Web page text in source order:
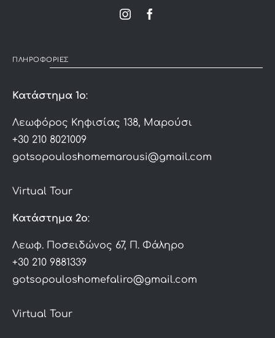
ΠΛΗΡΟΦΟΡΙΕΣ
Κατάστημα 1ο:
Λεωφόρος Κηφισίας 138, Μαρούσι
+30 210 8021009
gotsopouloshomemarousi@gmail.com
Virtual Tour
Κατάστημα 2ο:
Λεωφ. Ποσειδώνος 67, Π. Φάληρο
+30 210 9881339
gotsopouloshomefaliro@gmail.com
Virtual Tour